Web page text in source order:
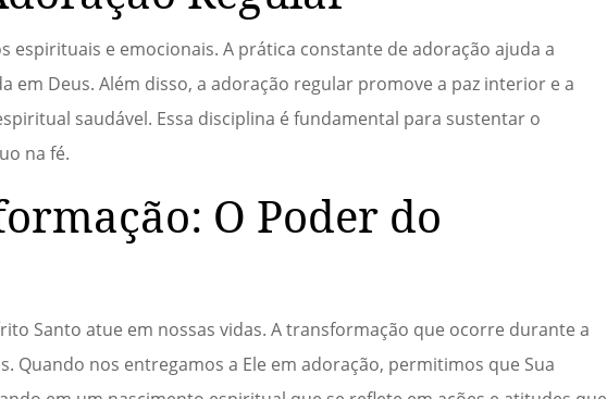
e emocionais. A prática constante de adoração ajuda a
em Deus. Além disso, a adoração regular promove a paz interior e a
saudável. Essa disciplina é fundamental para sustentar o
na fé.
O Poder do
Santo atue em nossas vidas. A transformação que ocorre durante a
Quando nos entregamos a Ele em adoração, permitimos que Sua